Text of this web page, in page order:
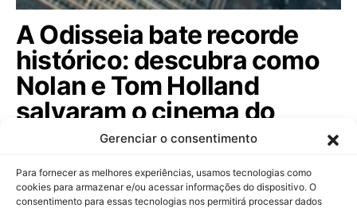
Gerenciar o consentimento
Para fornecer as melhores experiências, usamos tecnologias como
cookies para armazenar e/ou acessar informações do dispositivo. O
consentimento para essas tecnologias nos permitirá processar dados
A Odisseia bate recorde
histórico: descubra como
Nolan e Tom Holland
salvaram o cinema do
streaming
O épico A Odisseia prova que o cinema ainda é um
evento imbatível e movimenta bilhões…